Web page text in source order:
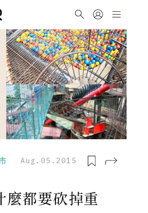
Aug.05.2015
麼都要砍掉重